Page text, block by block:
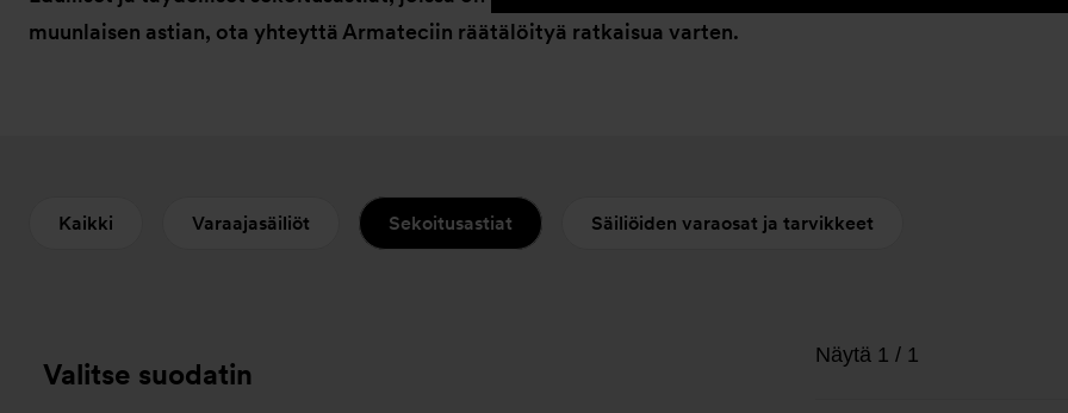
muunlaisen astian, ota yhteyttä Armateciin räätälöityä ratkaisua varten.
Kaikki Varaajasäiliöt Sekoitusastiat Säiliöiden varaosat ja tarvikkeet
Valitse suodatin
Näytä 1 / 1